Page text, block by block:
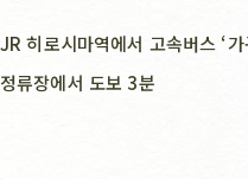
JR 히로시마역에서 고속버스 ‘
정류장에서 도보 3분